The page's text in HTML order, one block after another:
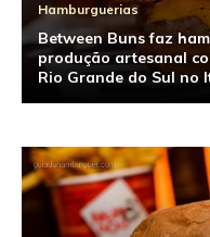
Hamburguerias
Between Buns faz
produção artesanal
Rio Grande do Sul no